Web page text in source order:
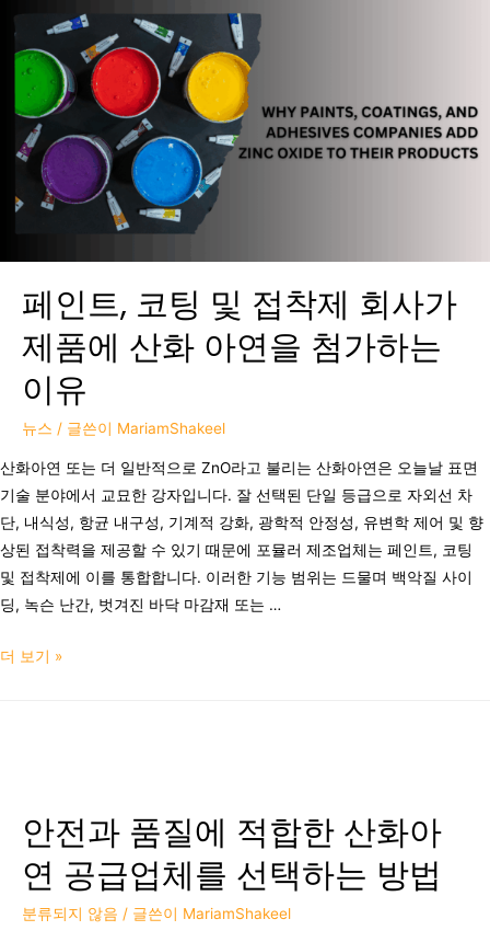
페인트, 코팅 및 접착제 회사가
제품에 산화 아연을 첨가하는
이유
뉴스 / 글쓴이 MariamShakeel
산화아연 또는 더 일반적으로 ZnO라고 불리는 산화아연은 오늘날 표면
기술 분야에서 교묘한 강자입니다. 잘 선택된 단일 등급으로 자외선 차
단, 내식성, 항균 내구성, 기계적 강화, 광학적 안정성, 유변학 제어 및 향
상된 접착력을 제공할 수 있기 때문에 포뮬러 제조업체는 페인트, 코팅
및 접착제에 이를 통합합니다. 이러한 기능 범위는 드물며 백악질 사이
딩, 녹슨 난간, 벗겨진 바닥 마감재 또는 …
더 보기 »
안전과 품질에 적합한 산화아
연 공급업체를 선택하는 방법
분류되지 않음 / 글쓴이 MariamShakeel